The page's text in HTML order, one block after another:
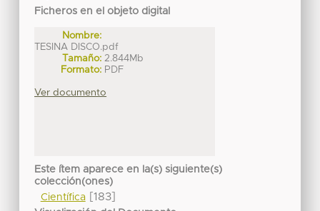
Ficheros en el objeto digital
Nombre:
TESINA DISCO.pdf
Tamaño: 2.844Mb
Formato: PDF
Ver documento
Este ítem aparece en la(s) siguiente(s)
colección(ones)
Científica[183]